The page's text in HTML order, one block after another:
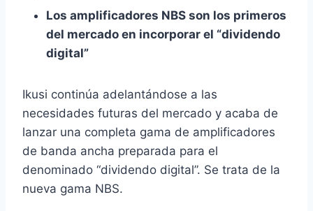
Los amplificadores NBS son los primeros
del mercado en incorporar el “dividendo
digital”
Ikusi continúa adelantándose a las
necesidades futuras del mercado y acaba de
lanzar una completa gama de amplificadores
de banda ancha preparada para el
denominado “dividendo digital”. Se trata de la
nueva gama NBS.